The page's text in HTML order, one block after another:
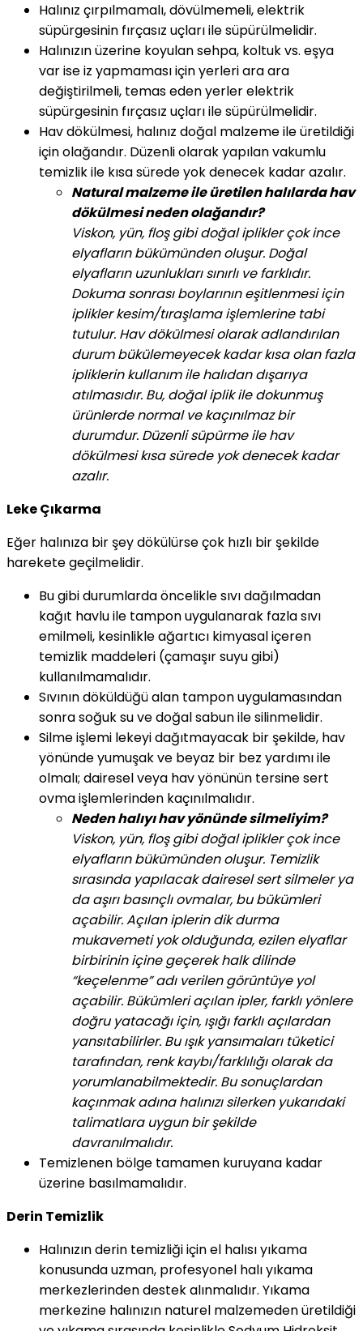
Halınız çırpılmamalı, dövülmemeli, elektrik
süpürgesinin fırçasız uçları ile süpürülmelidir.
Halınızın üzerine koyulan sehpa, koltuk vs. eşya
var ise iz yapmaması için yerleri ara ara
değiştirilmeli, temas eden yerler elektrik
süpürgesinin fırçasız uçları ile süpürülmelidir.
Hav dökülmesi, halınız doğal malzeme ile üretildiği
için olağandır. Düzenli olarak yapılan vakumlu
temizlik ile kısa sürede yok denecek kadar azalır.
Natural malzeme ile üretilen halılarda hav
dökülmesi neden olağandır?
Viskon, yün, floş gibi doğal iplikler çok ince
elyafların bükümünden oluşur. Doğal
elyafların uzunlukları sınırlı ve farklıdır.
Dokuma sonrası boylarının eşitlenmesi için
iplikler kesim/tıraşlama işlemlerine tabi
tutulur. Hav dökülmesi olarak adlandırılan
durum bükülemeyecek kadar kısa olan fazla
ipliklerin kullanım ile halıdan dışarıya
atılmasıdır. Bu, doğal iplik ile dokunmuş
ürünlerde normal ve kaçınılmaz bir
durumdur. Düzenli süpürme ile hav
dökülmesi kısa sürede yok denecek kadar
azalır.
Leke Çıkarma
Eğer halınıza bir şey dökülürse çok hızlı bir şekilde
harekete geçilmelidir.
Bu gibi durumlarda öncelikle sıvı dağılmadan
kağıt havlu ile tampon uygulanarak fazla sıvı
emilmeli, kesinlikle ağartıcı kimyasal içeren
temizlik maddeleri (çamaşır suyu gibi)
kullanılmamalıdır.
Sıvının döküldüğü alan tampon uygulamasından
sonra soğuk su ve doğal sabun ile silinmelidir.
Silme işlemi lekeyi dağıtmayacak bir şekilde, hav
yönünde yumuşak ve beyaz bir bez yardımı ile
olmalı; dairesel veya hav yönünün tersine sert
ovma işlemlerinden kaçınılmalıdır.
Neden halıyı hav yönünde silmeliyim?
Viskon, yün, floş gibi doğal iplikler çok ince
elyafların bükümünden oluşur. Temizlik
sırasında yapılacak dairesel sert silmeler ya
da aşırı basınçlı ovmalar, bu bükümleri
açabilir. Açılan iplerin dik durma
mukavemeti yok olduğunda, ezilen elyaflar
birbirinin içine geçerek halk dilinde
“keçelenme” adı verilen görüntüye yol
açabilir. Bükümleri açılan ipler, farklı yönlere
doğru yatacağı için, ışığı farklı açılardan
yansıtabilirler. Bu ışık yansımaları tüketici
tarafından, renk kaybı/farklılığı olarak da
yorumlanabilmektedir. Bu sonuçlardan
kaçınmak adına halınızı silerken yukarıdaki
talimatlara uygun bir şekilde
davranılmalıdır.
Temizlenen bölge tamamen kuruyana kadar
üzerine basılmamalıdır.
Derin Temizlik
Halınızın derin temizliği için el halısı yıkama
konusunda uzman, profesyonel halı yıkama
merkezlerinden destek alınmalıdır. Yıkama
merkezine halınızın naturel malzemeden üretildiği